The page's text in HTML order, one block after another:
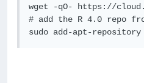
wget -qO- https://
# add the R 4.0 repo
sudo add-apt-